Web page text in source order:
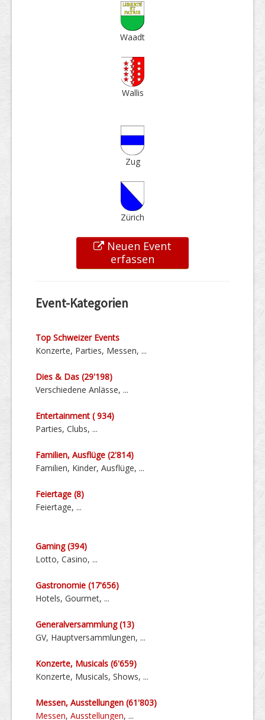
Waadt
Wallis
Zug
Zürich
Neuen Event
erfassen
Event-Kategorien
Top Schweizer Events
Konzerte, Parties, Messen, ...
Dies & Das (29'198)
Verschiedene Anlässe, ...
Entertainment ( 934)
Parties, Clubs, ...
Familien, Ausflüge (2'814)
Familien, Kinder, Ausflüge, ...
Feiertage (8)
Feiertage, ...
Gaming (394)
Lotto, Casino, ...
Gastronomie (17'656)
Hotels, Gourmet, ...
General­ver­sammlung (13)
GV, Haupt­ver­sammlungen, ...
Konzerte, Musicals (6'659)
Konzerte, Musicals, Shows, ...
Messen, Aus­stellungen (61'803)
Messen, Ausstellungen, ...